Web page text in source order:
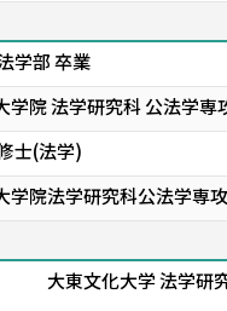
学部 卒業
学院 法学研究科 公法学専
士(法学)
学院法学研究科公法学専
大東文化大学 法学研